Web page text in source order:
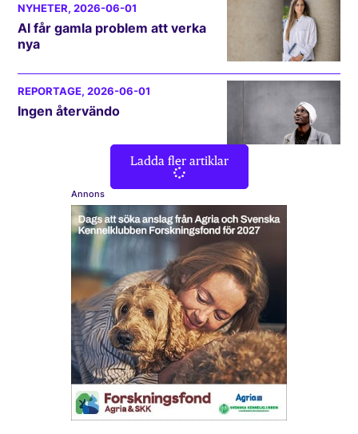
NYHETER, 2026-06-01
AI får gamla problem att verka
nya
REPORTAGE, 2026-06-01
Ingen återvändo
Ladda fler artiklar
Annons